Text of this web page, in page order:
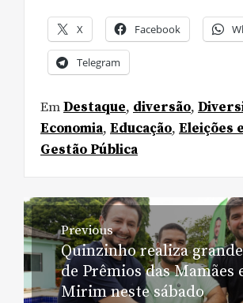
X Facebook
Telegram
EmDestaque, diversão,
Economia, Educação, Eleições
Gestão Pública
Navegação
de
Post
Previous
Previous
post:
Quinzinho realiza
de Prêmios das Mamães
Mirim neste sábado